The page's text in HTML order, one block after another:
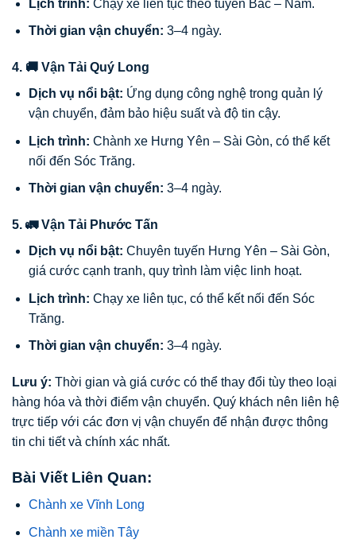
Lịch trình: Chạy xe liên tục theo tuyến Bắc – Nam.
Thời gian vận chuyển: 3–4 ngày.
4. 🚚 Vận Tải Quý Long
Dịch vụ nổi bật: Ứng dụng công nghệ trong quản lý
vận chuyển, đảm bảo hiệu suất và độ tin cậy.
Lịch trình: Chành xe Hưng Yên – Sài Gòn, có thể kết
nối đến Sóc Trăng.
Thời gian vận chuyển: 3–4 ngày.
5. 🚛 Vận Tải Phước Tấn
Dịch vụ nổi bật: Chuyên tuyến Hưng Yên – Sài Gòn,
giá cước cạnh tranh, quy trình làm việc linh hoạt.
Lịch trình: Chạy xe liên tục, có thể kết nối đến Sóc
Trăng.
Thời gian vận chuyển: 3–4 ngày.
Lưu ý: Thời gian và giá cước có thể thay đổi tùy theo loại
hàng hóa và thời điểm vận chuyển. Quý khách nên liên hệ
trực tiếp với các đơn vị vận chuyển để nhận được thông
tin chi tiết và chính xác nhất.
Bài Viết Liên Quan:
Chành xe Vĩnh Long
Chành xe miền Tây